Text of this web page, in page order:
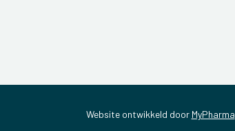
Website ontwikkeld door MyPharma